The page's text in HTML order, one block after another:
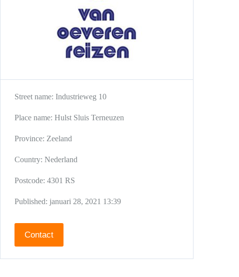
Street name: Industrieweg 10
Place name: Hulst Sluis Terneuzen
Province: Zeeland
Country: Nederland
Postcode: 4301 RS
Published: januari 28, 2021 13:39
Contact